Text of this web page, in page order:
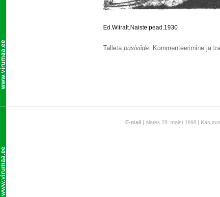
Ed.Wiiralt.Naiste pead.1930
Talleta püsiviide. Kommenteerimine ja
E-mail | alates 28. maist 1998 |